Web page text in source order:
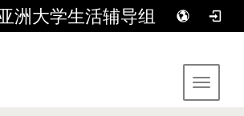
洲大学生活辅导组
Toggle